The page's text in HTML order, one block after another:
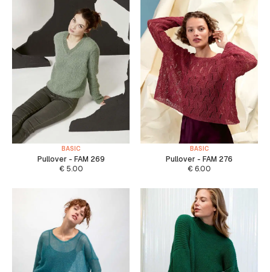
BASIC
Pullover - FAM 269
€5.00
BASIC
Pullover - FAM 276
€ 6.00